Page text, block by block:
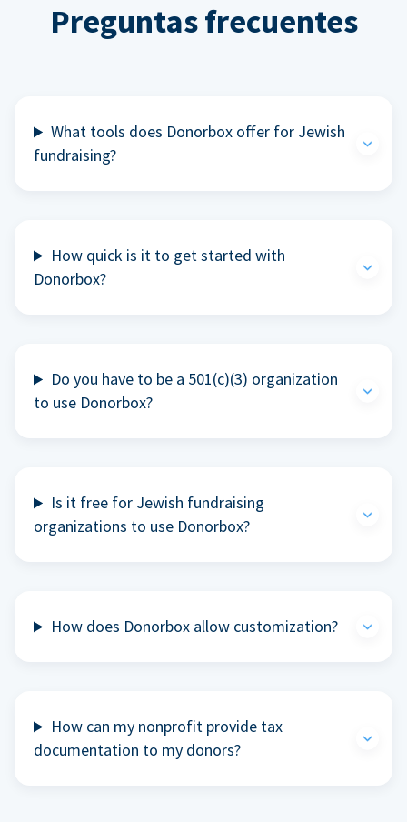
Preguntas frecuentes
What tools does Donorbox offer for Jewish
fundraising?
How quick is it to get started with
Donorbox?
Do you have to be a 501(c)(3) organization
to use Donorbox?
Is it free for Jewish fundraising
organizations to use Donorbox?
How does Donorbox allow customization?
How can my nonprofit provide tax
documentation to my donors?